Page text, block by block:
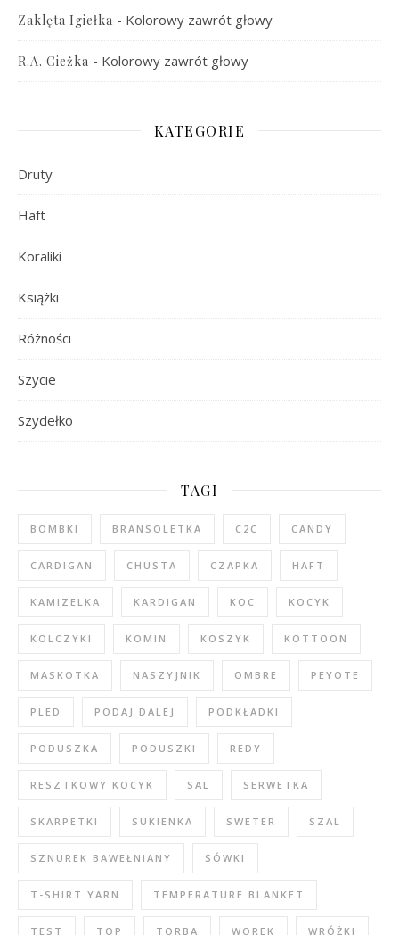
Zaklęta Igiełka - Kolorowy zawrót głowy
R.A. Cieżka - Kolorowy zawrót głowy
KATEGORIE
Druty
Haft
Koraliki
Książki
Różności
Szycie
Szydełko
TAGI
BOMBKI BRANSOLETKA C2C CANDY
CARDIGAN CHUSTA CZAPKA HAFT
KAMIZELKA KARDIGAN KOC KOCYK
KOLCZYKI KOMIN KOSZYK KOTTOON
MASKOTKA NASZYJNIK OMBRE PEYOTE
PLED PODAJ DALEJ PODKŁADKI
PODUSZKA PODUSZKI REDY
RESZTKOWY KOCYK SAL SERWETKA
SKARPETKI SUKIENKA SWETER SZAL
SZNUREK BAWEŁNIANY SÓWKI
T-SHIRT YARN TEMPERATURE BLANKET
TEST TOP TORBA WOREK WRÓŻKI